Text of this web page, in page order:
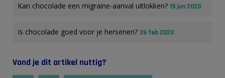
Kan chocolade een migraine-aanval uitlokken? 19 jun 2020
Is chocolade goed voor je hersenen? 26 feb 2020
Vond je dit artikel nuttig?